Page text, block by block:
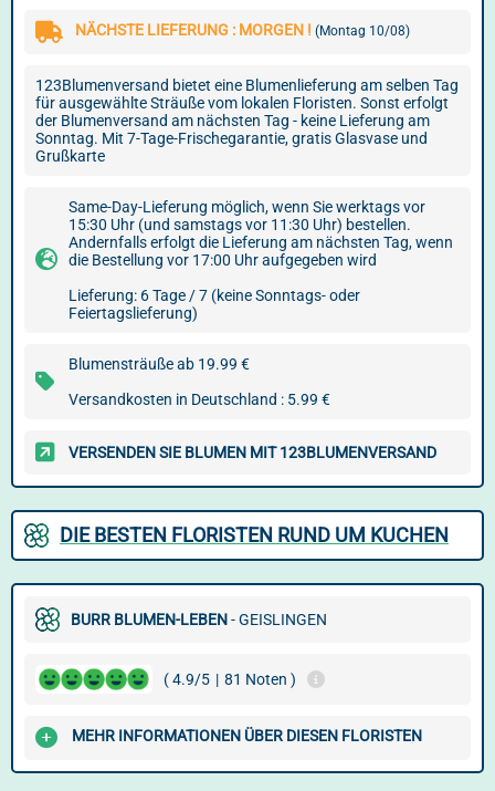
NÄCHSTE LIEFERUNG : MORGEN ! (Montag 10/08)
123Blumenversand bietet eine Blumenlieferung am selben Tag
für ausgewählte Sträuße vom lokalen Floristen. Sonst erfolgt
der Blumenversand am nächsten Tag - keine Lieferung am
Sonntag. Mit 7-Tage-Frischegarantie, gratis Glasvase und
Grußkarte
Same-Day-Lieferung möglich, wenn Sie werktags vor
15:30 Uhr (und samstags vor 11:30 Uhr) bestellen.
Andernfalls erfolgt die Lieferung am nächsten Tag, wenn
die Bestellung vor 17:00 Uhr aufgegeben wird
Lieferung: 6 Tage / 7 (keine Sonntags- oder
Feiertagslieferung)
Blumensträuße ab 19.99 €
Versandkosten in Deutschland : 5.99 €
VERSENDEN SIE BLUMEN MIT 123BLUMENVERSAND
DIE BESTEN FLORISTEN RUND UM KUCHEN
BURR BLUMEN-LEBEN- GEISLINGEN
( 4.9/5 | 81 Noten )
MEHR INFORMATIONEN ÜBER DIESEN FLORISTEN